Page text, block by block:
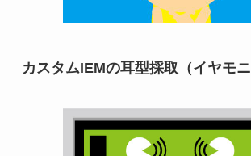
カスタムIEMの耳型採取（イヤモ